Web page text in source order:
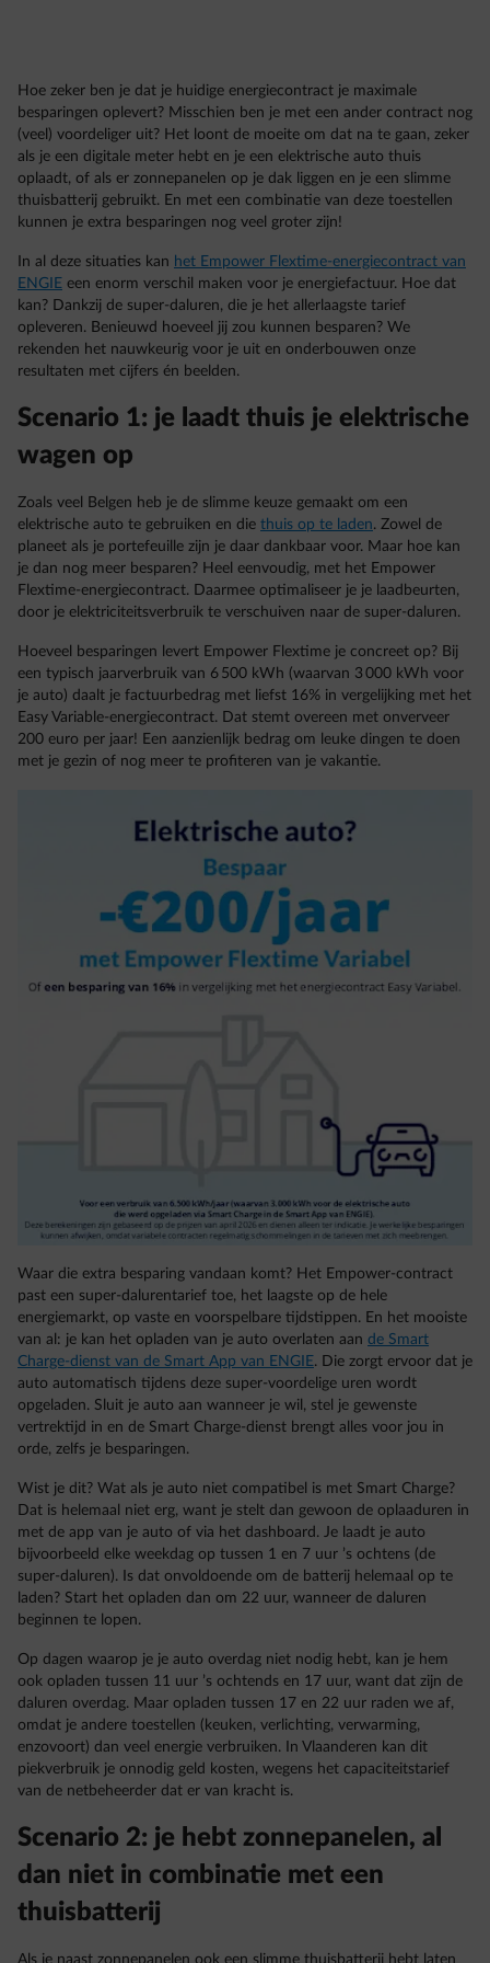
Hoe zeker ben je dat je huidige energiecontract je maximale
besparingen oplevert? Misschien ben je met een ander contract nog
(veel) voordeliger uit? Het loont de moeite om dat na te gaan, zeker
als je een digitale meter hebt en je een elektrische auto thuis
oplaadt, of als er zonnepanelen op je dak liggen en je een slimme
thuisbatterij gebruikt. En met een combinatie van deze toestellen
kunnen je extra besparingen nog veel groter zijn!
In al deze situaties kan het Empower Flextime-energiecontract van
ENGIE een enorm verschil maken voor je energiefactuur. Hoe dat
kan? Dankzij de super-daluren, die je het allerlaagste tarief
opleveren. Benieuwd hoeveel jij zou kunnen besparen? We
rekenden het nauwkeurig voor je uit en onderbouwen onze
resultaten met cijfers én beelden.
Scenario 1: je laadt thuis je elektrische
wagen op
Zoals veel Belgen heb je de slimme keuze gemaakt om een
elektrische auto te gebruiken en die thuis op te laden. Zowel de
planeet als je portefeuille zijn je daar dankbaar voor. Maar hoe kan
je dan nog meer besparen? Heel eenvoudig, met het Empower
Flextime-energiecontract. Daarmee optimaliseer je je laadbeurten,
door je elektriciteitsverbruik te verschuiven naar de super-daluren.
Hoeveel besparingen levert Empower Flextime je concreet op? Bij
een typisch jaarverbruik van 6 500 kWh (waarvan 3 000 kWh voor
je auto) daalt je factuurbedrag met liefst 16% in vergelijking met het
Easy Variable-energiecontract. Dat stemt overeen met onverveer
200 euro per jaar! Een aanzienlijk bedrag om leuke dingen te doen
met je gezin of nog meer te profiteren van je vakantie.
Waar die extra besparing vandaan komt? Het Empower-contract
past een super-dalurentarief toe, het laagste op de hele
energiemarkt, op vaste en voorspelbare tijdstippen. En het mooiste
van al: je kan het opladen van je auto overlaten aan de Smart
Charge-dienst van de Smart App van ENGIE. Die zorgt ervoor dat je
auto automatisch tijdens deze super-voordelige uren wordt
opgeladen. Sluit je auto aan wanneer je wil, stel je gewenste
vertrektijd in en de Smart Charge-dienst brengt alles voor jou in
orde, zelfs je besparingen.
Wist je dit? Wat als je auto niet compatibel is met Smart Charge?
Dat is helemaal niet erg, want je stelt dan gewoon de oplaaduren in
met de app van je auto of via het dashboard. Je laadt je auto
bijvoorbeeld elke weekdag op tussen 1 en 7 uur ’s ochtens (de
super-daluren). Is dat onvoldoende om de batterij helemaal op te
laden? Start het opladen dan om 22 uur, wanneer de daluren
beginnen te lopen.
Op dagen waarop je je auto overdag niet nodig hebt, kan je hem
ook opladen tussen 11 uur ’s ochtends en 17 uur, want dat zijn de
daluren overdag. Maar opladen tussen 17 en 22 uur raden we af,
omdat je andere toestellen (keuken, verlichting, verwarming,
enzovoort) dan veel energie verbruiken. In Vlaanderen kan dit
piekverbruik je onnodig geld kosten, wegens het capaciteitstarief
van de netbeheerder dat er van kracht is.
Scenario 2: je hebt zonnepanelen, al
dan niet in combinatie met een
thuisbatterij
Als je naast zonnepanelen ook een slimme thuisbatterij hebt laten